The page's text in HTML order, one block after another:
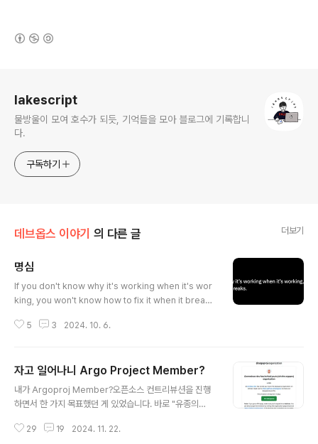
lakescript
물방울이 모여 호수가 되듯, 기억들을 모아 블로그에 기록합니
다.
구독하기
데브옵스 이야기 의 다른 글 더보기
명심
If you don't know why it's working when it's wor
king, you won't know how to fix it when it break
게 해결해야 할지 알 수 없습니다.
5 3 2024. 10. 6.
자고 일어나니 Argo Project Member?
내가 Argoproj Member?오픈소스 컨트리뷰션을 진행
하면서 한 가지 목표했던 게 있었습니다. 바로 "유종의
ber가 되는 것이었습니다. 지난번 작성한 첫 번째 기여에
29 19 2024. 11. 22.